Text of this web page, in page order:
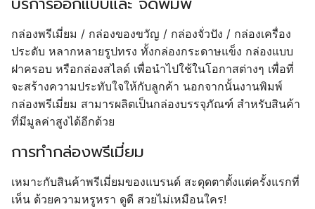
กล่องพรีเมี่ยม / กล่องของขวัญ / กล่องจั่วปัง / กล่องเครื่อง
ประดับ หลากหลายรูปทรง ทั้งกล่องกระดาษแข็ง กล่องแบบ
ฝาครอบ หรือกล่องสไลด์ เพื่อนำไปใช้ในโอกาสต่างๆ เพื่อที่
จะสร้างความประทับใจให้กับลูกค้า นอกจากนั้นงานพิมพ์
กล่องพรีเมี่ยม สามารผลิตเป็นกล่องบรรจุภัณฑ์ สำหรับสินค้า
ที่มีมูลค่าสูงได้อีกด้วย
การทำกล่องพรีเมี่ยม
เหมาะกับสินค้าพรีเมี่ยมของแบรนด์ สะดุดตาตั้งแต่ครั้งแรกที่
เห็น ด้วยความหรูหรา ดูดี สวยไม่เหมือนใคร!